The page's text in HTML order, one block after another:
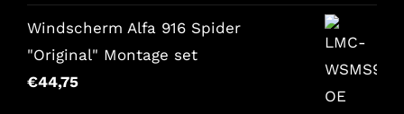
Windscherm Alfa 916 Spider
"Original" Montage set
€44,75